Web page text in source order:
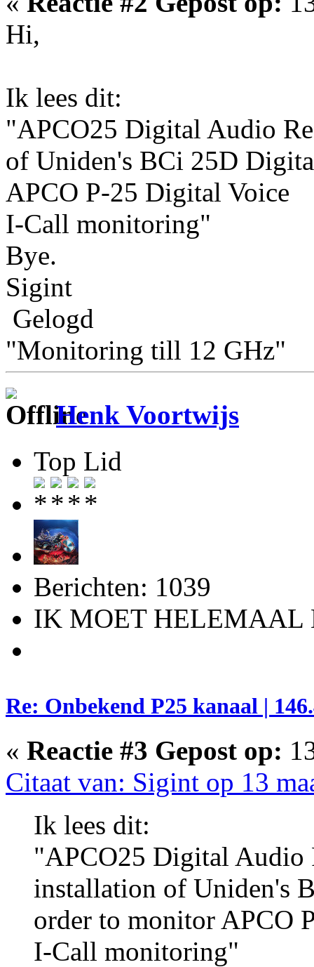
Hi,
Ik lees dit:
"APCO25 Digital Audio
of Uniden's BCi 25D
APCO P-25 Digital Voice
I-Call monitoring"
Bye.
Sigint
Gelogd
"Monitoring till 12 GHz"
Henk Voortwijs
Top Lid
Berichten: 1039
IK MOET HELEMAAL
Re: Onbekend P25 kanaal |
« Reactie #3 Gepost op:
Citaat van: Sigint op 13
Ik lees dit:
"APCO25 Digital Audio
installation of Uniden's
order to monitor APCO
I-Call monitoring"